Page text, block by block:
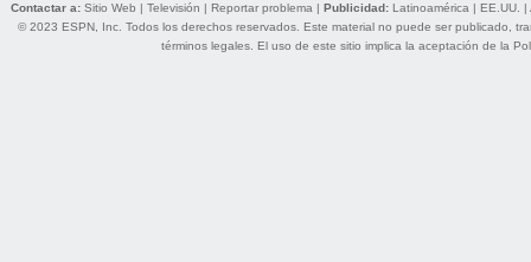
Contactar a: Sitio Web | Televisión | Reportar problema | Publicidad: Latinoamérica | EE.UU. |
© 2023 ESPN, Inc. Todos los derechos reservados. Este material no puede ser publicado,
términos legales. El uso de este sitio implica la aceptación de la